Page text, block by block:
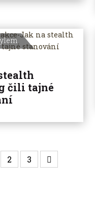
čili tajné
2 3